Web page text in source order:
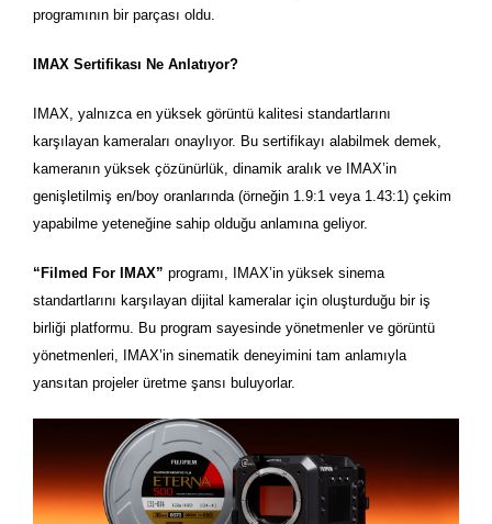
programının bir parçası oldu.
IMAX Sertifikası Ne Anlatıyor?
IMAX, yalnızca en yüksek görüntü kalitesi standartlarını
karşılayan kameraları onaylıyor. Bu sertifikayı alabilmek demek,
kameranın yüksek çözünürlük, dinamik aralık ve IMAX’in
genişletilmiş en/boy oranlarında (örneğin 1.9:1 veya 1.43:1) çekim
yapabilme yeteneğine sahip olduğu anlamına geliyor.
“Filmed For IMAX” programı, IMAX’in yüksek sinema
standartlarını karşılayan dijital kameralar için oluşturduğu bir iş
birliği platformu. Bu program sayesinde yönetmenler ve görüntü
yönetmenleri, IMAX’in sinematik deneyimini tam anlamıyla
yansıtan projeler üretme şansı buluyorlar.